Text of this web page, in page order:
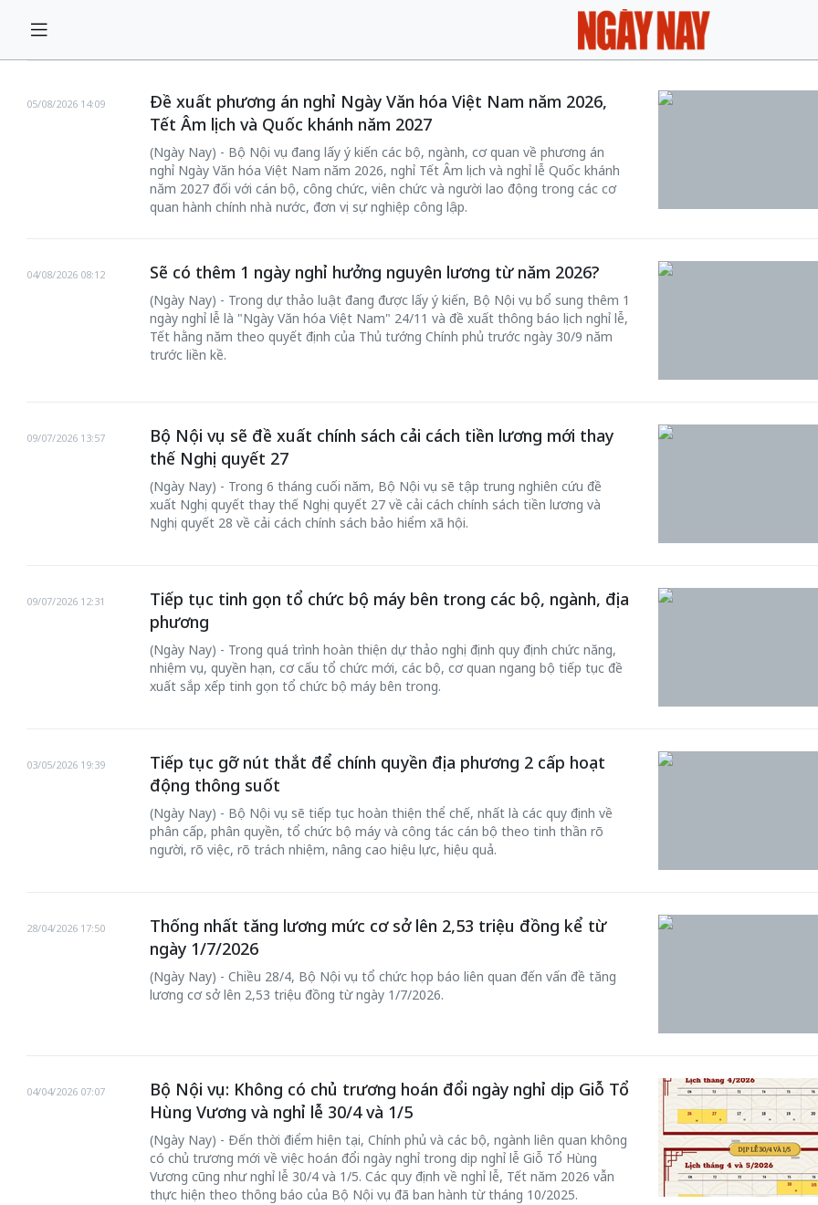
Đề xuất phương án nghỉ Ngày Văn hóa Việt Nam năm 2026,
Tết Âm lịch và Quốc khánh năm 2027
05/08/2026 14:09
(Ngày Nay) - Bộ Nội vụ đang lấy ý kiến các bộ, ngành, cơ quan về phương án
nghỉ Ngày Văn hóa Việt Nam năm 2026, nghỉ Tết Âm lịch và nghỉ lễ Quốc khánh
năm 2027 đối với cán bộ, công chức, viên chức và người lao động trong các cơ
quan hành chính nhà nước, đơn vị sự nghiệp công lập.
Sẽ có thêm 1 ngày nghỉ hưởng nguyên lương từ năm 2026?
04/08/2026 08:12
(Ngày Nay) - Trong dự thảo luật đang được lấy ý kiến, Bộ Nội vụ bổ sung thêm 1
ngày nghỉ lễ là "Ngày Văn hóa Việt Nam" 24/11 và đề xuất thông báo lịch nghỉ lễ,
Tết hằng năm theo quyết định của Thủ tướng Chính phủ trước ngày 30/9 năm
trước liền kề.
Bộ Nội vụ sẽ đề xuất chính sách cải cách tiền lương mới thay
thế Nghị quyết 27
09/07/2026 13:57
(Ngày Nay) - Trong 6 tháng cuối năm, Bộ Nội vụ sẽ tập trung nghiên cứu đề
xuất Nghị quyết thay thế Nghị quyết 27 về cải cách chính sách tiền lương và
Nghị quyết 28 về cải cách chính sách bảo hiểm xã hội.
Tiếp tục tinh gọn tổ chức bộ máy bên trong các bộ, ngành, địa
phương
09/07/2026 12:31
(Ngày Nay) - Trong quá trình hoàn thiện dự thảo nghị định quy định chức năng,
nhiệm vụ, quyền hạn, cơ cấu tổ chức mới, các bộ, cơ quan ngang bộ tiếp tục đề
xuất sắp xếp tinh gọn tổ chức bộ máy bên trong.
Tiếp tục gỡ nút thắt để chính quyền địa phương 2 cấp hoạt
động thông suốt
03/05/2026 19:39
(Ngày Nay) - Bộ Nội vụ sẽ tiếp tục hoàn thiện thể chế, nhất là các quy định về
phân cấp, phân quyền, tổ chức bộ máy và công tác cán bộ theo tinh thần rõ
người, rõ việc, rõ trách nhiệm, nâng cao hiệu lực, hiệu quả.
Thống nhất tăng lương mức cơ sở lên 2,53 triệu đồng kể từ
ngày 1/7/2026
28/04/2026 17:50
(Ngày Nay) - Chiều 28/4, Bộ Nội vụ tổ chức họp báo liên quan đến vấn đề tăng
lương cơ sở lên 2,53 triệu đồng từ ngày 1/7/2026.
Bộ Nội vụ: Không có chủ trương hoán đổi ngày nghỉ dịp Giỗ Tổ
Hùng Vương và nghỉ lễ 30/4 và 1/5
04/04/2026 07:07
(Ngày Nay) - Đến thời điểm hiện tại, Chính phủ và các bộ, ngành liên quan không
có chủ trương mới về việc hoán đổi ngày nghỉ trong dịp nghỉ lễ Giỗ Tổ Hùng
Vương cũng như nghỉ lễ 30/4 và 1/5. Các quy định về nghỉ lễ, Tết năm 2026 vẫn
thực hiện theo thông báo của Bộ Nội vụ đã ban hành từ tháng 10/2025.
của những chiếc
trên không gian
Khách đến chơi nhà
Lê Hiền
lăng kính số hóa
50 năm Việt Nam gia
nhập UNESCO: Khơi
làm nên diện mạo mới
50 năm Việt Nam gia
quốc tế bằng bản lĩnh
quyết định